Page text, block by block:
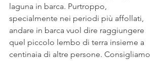
laguna in barca. Purtroppo,
specialmente nei periodi più affollati,
andare in barca vuol dire raggiungere
quel piccolo lembo di terra insieme a
centinaia di altre persone. Consigliamo